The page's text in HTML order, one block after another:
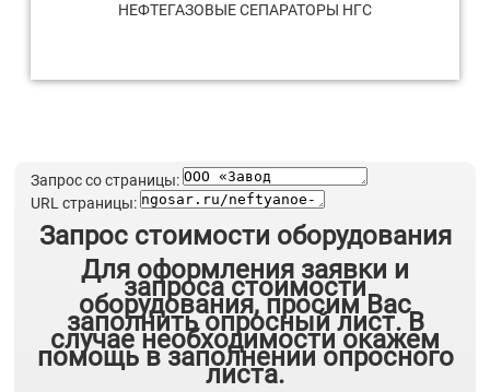
НЕФТЕГАЗОВЫЕ СЕПАРАТОРЫ НГС
Запрос со страницы:
URL страницы:
Запрос стоимости оборудования
Для оформления заявки и
запроса стоимости
оборудования, просим Вас
заполнить опросный лист. В
случае необходимости окажем
помощь в заполнении опросного
листа.